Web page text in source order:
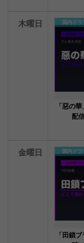
木曜日 国内ドラ
「惡の
配
金曜日 国内ドラ
「田鎖